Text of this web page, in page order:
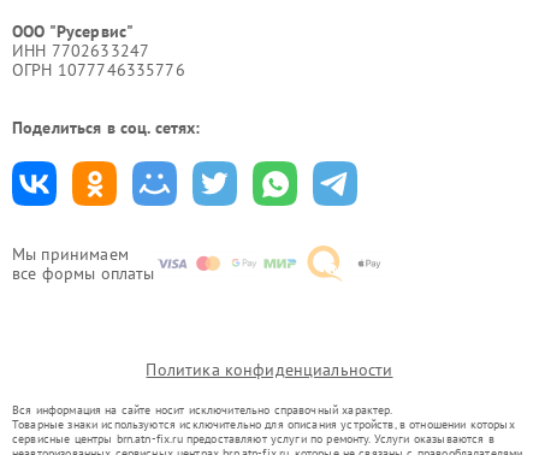
Мы принимаем
все формы оплаты
ООО "Русервис"
ИНН 7702633247
ОГРН 1077746335776
Поделиться в соц. сетях:
Политика конфиденциальности
Вся информация на сайте носит исключительно справочный характер.
Товарные знаки используются исключительно для описания устройств, в отношении которых
сервисные центры brn.atn-fix.ru предоставляют услуги по ремонту. Услуги оказываются в